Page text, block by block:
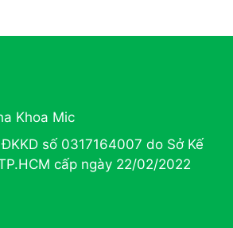
Khoa Mic
số 0317164007 do Sở Kế
cấp ngày 22/02/2022